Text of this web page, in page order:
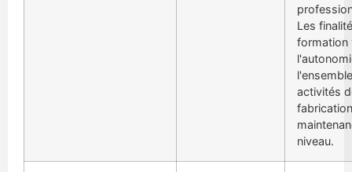
Les
formation
activités
niveau.